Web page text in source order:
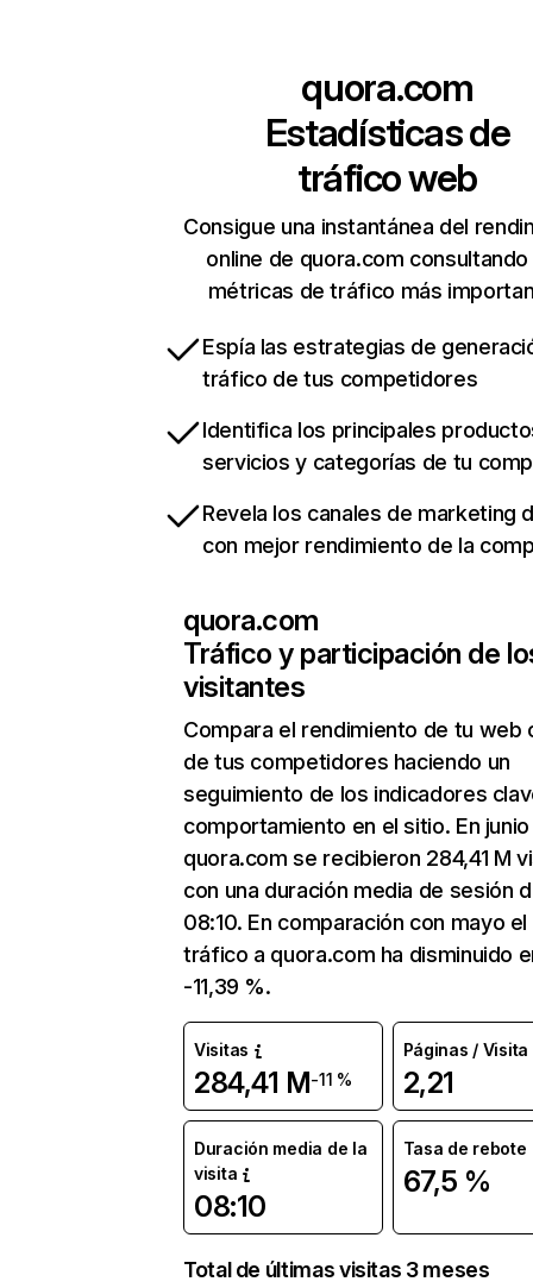
quora.com
Estadísticas de
tráfico web
Consigue una instantánea del
online de quora.com
métricas de tráfico más
Espía las estrategias de
tráfico de tus competidores
Identifica los principales
servicios y categorías de tu
Revela los canales de marketing
con mejor rendimiento de la
quora.com
Tráfico y participación de
visitantes
Compara el rendimiento de tu web
de tus competidores haciendo un
seguimiento de los indicadores
comportamiento en el sitio. En junio
quora.com se recibieron 284,41 M
con una duración media de sesión
08:10. En comparación con mayo el
tráfico a quora.com ha disminuido
-11,39 %.
Visitas
284,41 M-11 %
Páginas / Visita
2,21
Duración media de la
visita
08:10
Tasa de rebote
67,5 %
Total de últimas visitas 3 meses